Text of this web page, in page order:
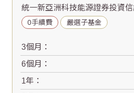
統一新亞洲科技能源證券投資
0手續費 嚴選子基金
3個月：
6個月：
1年：